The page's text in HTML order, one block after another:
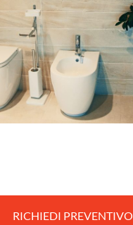
RICHIEDI PREVENTIVO